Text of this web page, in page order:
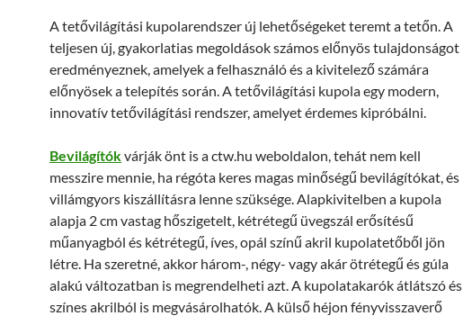
A tetővilágítási kupolarendszer új lehetőségeket teremt a tetőn. A
teljesen új, gyakorlatias megoldások számos előnyös tulajdonságot
eredményeznek, amelyek a felhasználó és a kivitelező számára
előnyösek a telepítés során. A tetővilágítási kupola egy modern,
innovatív tetővilágítási rendszer, amelyet érdemes kipróbálni.
Bevilágítókvárják önt is a ctw.hu weboldalon, tehát nem kell
messzire mennie, ha régóta keres magas minőségű bevilágítókat, és
villámgyors kiszállításra lenne szüksége. Alapkivitelben a kupola
alapja 2 cm vastag hőszigetelt, kétrétegű üvegszál erősítésű
műanyagból és kétrétegű, íves, opál színű akril kupolatetőből jön
létre. Ha szeretné, akkor három-, négy- vagy akár ötrétegű és gúla
alakú változatban is megrendelheti azt. A kupolatakarók átlátszó és
színes akrilból is megvásárolhatók. A külső héjon fényvisszaverő